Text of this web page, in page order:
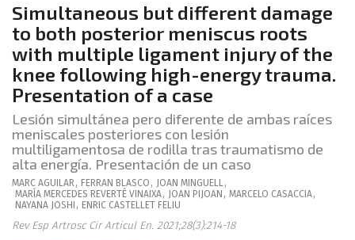
Simultaneous but different damage
to both posterior meniscus roots
with multiple ligament injury of the
knee following high-energy trauma.
Presentation of a case
Lesión simultánea pero diferente de ambas raíces
meniscales posteriores con lesión
multiligamentosa de rodilla tras traumatismo de
alta energía. Presentación de un caso
MARC AGUILAR, FERRAN BLASCO , JOAN MINGUELL,
MARÍA MERCEDES REVERTÉ VINAIXA, JOAN PIJOAN , MARCELO CASACCIA,
NAYANA JOSHI , ENRIC CASTELLET FELIU
Rev Esp Artrosc Cir Articul En. 2021;28(3):214-18